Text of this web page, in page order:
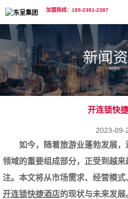
加盟热线：189-2381-2387
开连锁快
2023-09-
如今，随着旅游业蓬勃发展
领域的重要组成部分，正受到越
注。本文将从市场需求、经营模
开连锁快捷酒店的现状与未来发展